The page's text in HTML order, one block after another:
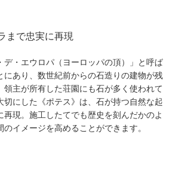
まで忠実に再現
デ・エウロパ（ヨーロッパの頂）」と呼ば
にあり、数世紀前からの石造りの建物が残
領主が所有した荘園にも石が多く使われて
切にした《ポテス》は、石が持つ自然な起
再現。施工したてでも歴史を刻んだかのよ
イメージを高めることができます。